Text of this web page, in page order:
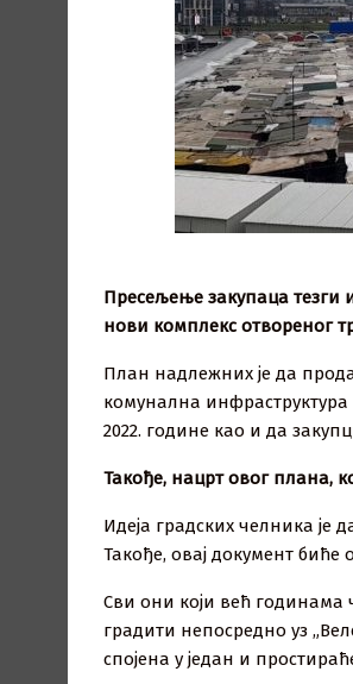
Пресељење закупаца тезги
нови комплекс отвореног
План надлежних је да
комунална
2022. године као и да
Такође, нацрт овог плана,
Идеја градских челника је
Такође, овај документ
Сви они који већ годинама
градити непосредно уз
спојена у један и